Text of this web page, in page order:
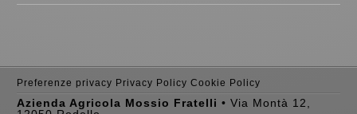
Preferenze privacy Privacy Policy Cookie Policy
Azienda Agricola Mossio Fratelli • Via Montà 12,